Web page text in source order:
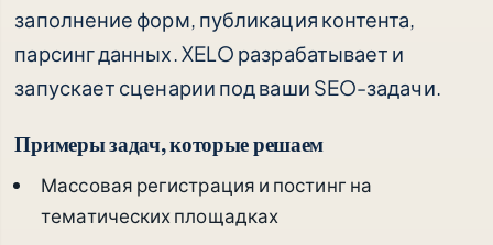
заполнение форм, публикация контента,
парсинг данных. XELO разрабатывает и
запускает сценарии под ваши SEO-задачи.
Примеры задач, которые решаем
Массовая регистрация и постинг на
тематических площадках